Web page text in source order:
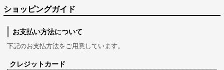
ショッピングガイド
お支払い方法について
下記のお支払方法をご用意しています。
クレジットカード